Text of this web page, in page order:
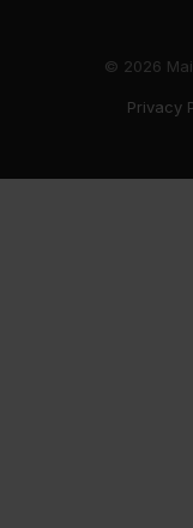
© 2026
Privacy